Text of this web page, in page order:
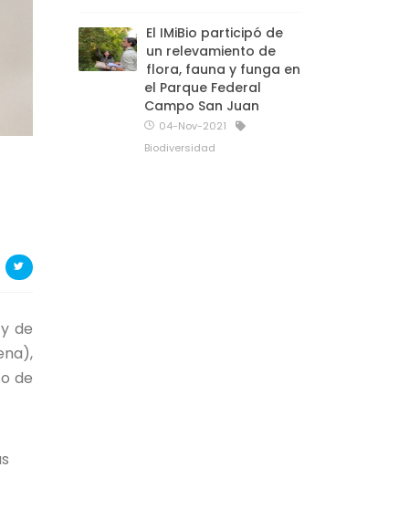
de
de
El IMiBio participó de
un relevamiento de
flora, fauna y funga en
el Parque Federal
Campo San Juan
04-Nov-2021
Biodiversidad